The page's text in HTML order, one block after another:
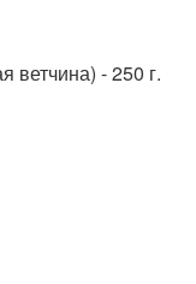
ветчина) - 250 г.